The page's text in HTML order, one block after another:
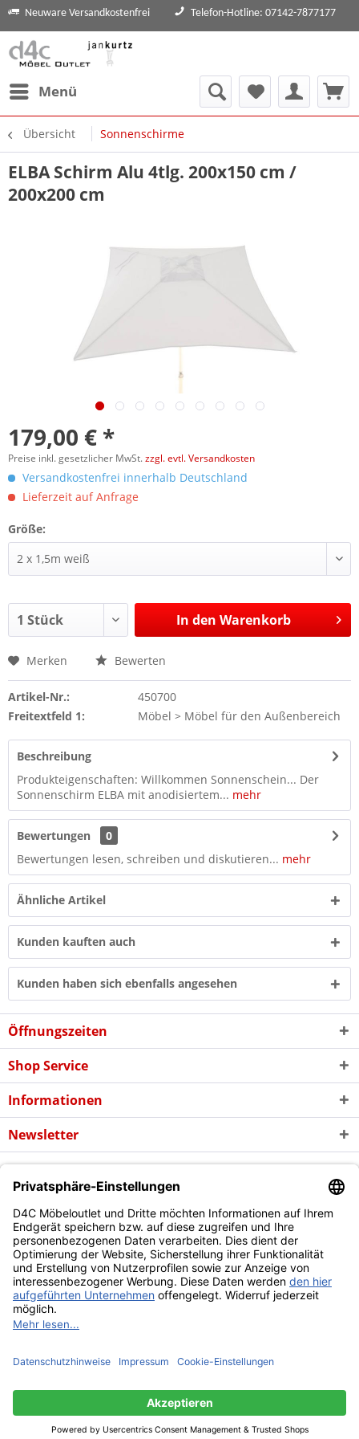
Neuware Versandkostenfrei Telefon-Hotline: 07142-7877177
Menü
Übersicht Sonnenschirme
ELBA Schirm Alu 4tlg. 200x150 cm /
200x200 cm
179,00 € *
Preise inkl. gesetzlicher MwSt.zzgl. evtl. Versandkosten
Versandkostenfrei innerhalb Deutschland
Lieferzeit auf Anfrage
Größe:
In den Warenkorb
Merken Bewerten
Artikel-Nr.:
450700
Freitextfeld 1:
Möbel > Möbel für den Außenbereich
Beschreibung
Produkteigenschaften: Willkommen Sonnenschein... Der
Sonnenschirm ELBA mit anodisiertem... mehr
Bewertungen
0
Bewertungen lesen, schreiben und diskutieren... mehr
Ähnliche Artikel
Kunden kauften auch
Kunden haben sich ebenfalls angesehen
Öffnungszeiten
Shop Service
Informationen
Newsletter
* Alle Preise inkl. gesetzl. Mehrwertsteuer zzgl. evtl.
und
ggf. Nachnahmegebühren, wenn nicht anders beschrieben
Copyright © d4c Möbel Outlet - Alle Rechte vorbehalten
Diese Website benutzt Cookies, die für den technischen Betrieb
der Website erforderlich sind und stets gesetzt werden.
Andere Cookies, die den Komfort bei Benutzung dieser Website
erhöhen, der Direktwerbung dienen oder die Interaktion mit
sollen, werden nur mit Ihrer Zustimmung gesetzt.
Ablehnen Alle akzeptieren Konfigurieren